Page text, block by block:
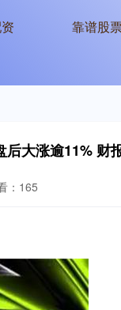
靠谱股
大涨逾11% 财
：165